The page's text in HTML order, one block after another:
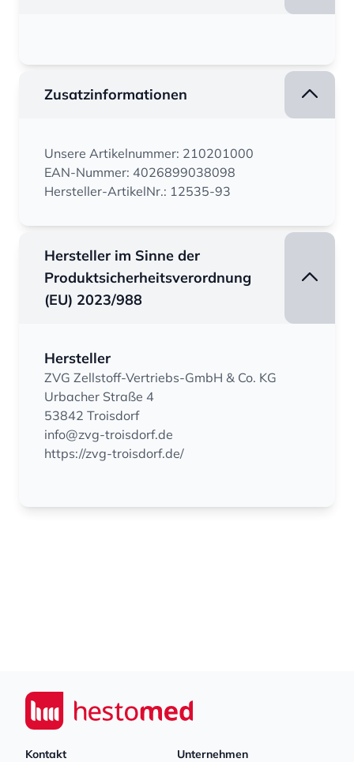
Zusatzinformationen
Unsere Artikelnummer: 210201000
EAN-Nummer: 4026899038098
Hersteller-ArtikelNr.: 12535-93
Hersteller im Sinne der
Produktsicherheitsverordnung
(EU) 2023/988
Hersteller
ZVG Zellstoff-Vertriebs-GmbH & Co. KG
Urbacher Straße 4
53842 Troisdorf
info@zvg-troisdorf.de
https://zvg-troisdorf.de/
Seiwert GmbH
Kontakt
Unternehmen